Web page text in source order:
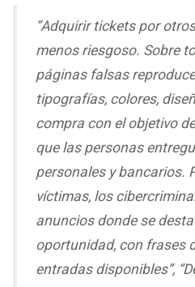
“Adquirir tickets por
menos riesgoso. Sobre
páginas falsas
tipografías, colores,
compra con el objetivo
que las personas
personales y bancarios.
víctimas, los
anuncios donde se
oportunidad, con frases
entradas disponibles”,